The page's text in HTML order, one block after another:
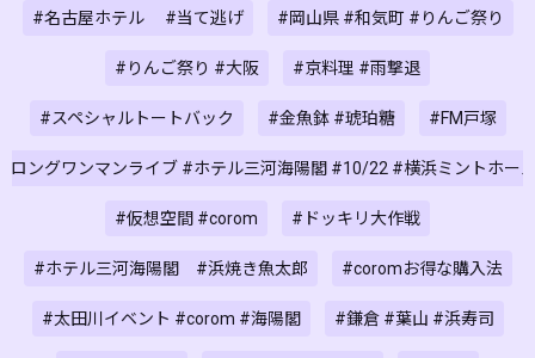
#名古屋ホテル #当て逃げ #岡山県 #和気町 #りんご祭り
#りんご祭り #大阪 #京料理 #雨撃退
#スペシャルトートバック #金魚鉢 #琥珀糖 #FM戸塚
ロングワンマンライブ #ホテル三河海陽閣 #10/22 #横浜ミントホー
#仮想空間 #corom #ドッキリ大作戦
#ホテル三河海陽閣 #浜焼き魚太郎 #coromお得な購入法
#太田川イベント #corom #海陽閣 #鎌倉 #葉山 #浜寿司